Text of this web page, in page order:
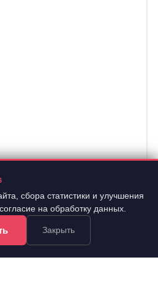
сбора статистики и улучшения
на обработку данных.
Закрыть